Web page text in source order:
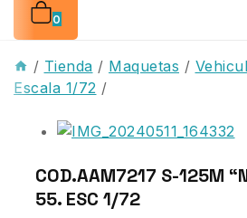
0
/ Tienda / Maquetas /
Escala 1/72 /
COD.AAM7217 S-125M
55. ESC 1/72